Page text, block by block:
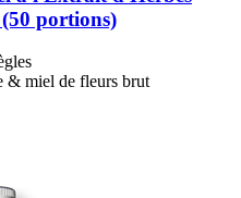
portions)
& miel de fleurs brut